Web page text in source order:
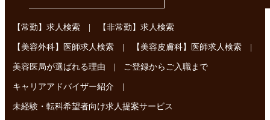
【常勤】求人検索 | 【非常勤】求人検索
【美容外科】医師求人検索 | 【美容皮膚科】医師求人検索 |
美容医局が選ばれる理由 | ご登録からご入職まで
キャリアアドバイザー紹介 |
未経験・転科希望者向け求人提案サービス